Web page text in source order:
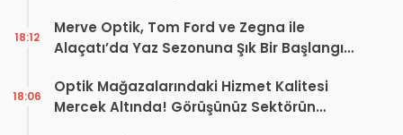
Merve Optik, Tom Ford ve Zegna ile
Alaçatı’da Yaz Sezonuna Şık Bir Başlangıç ​​
18:12
Optik Mağazalarındaki Hizmet Kalitesi
Mercek Altında! Görüşünüz Sektörün
18:06